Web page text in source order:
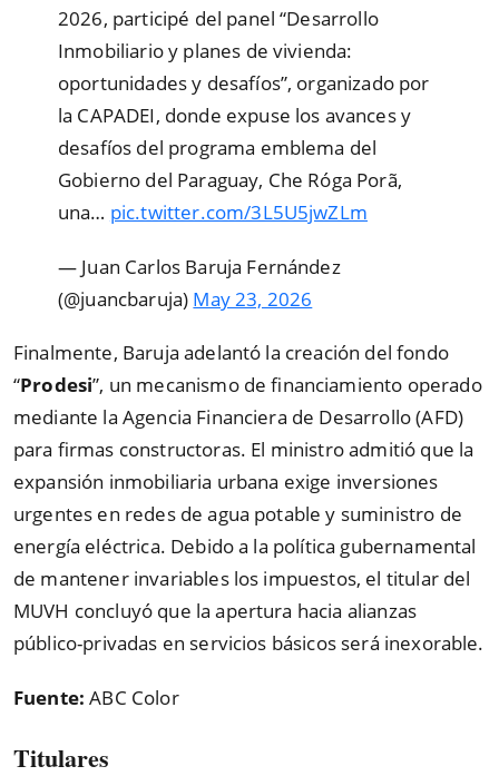
2026, participé del panel “Desarrollo
Inmobiliario y planes de vivienda:
oportunidades y desafíos”, organizado por
la CAPADEI, donde expuse los avances y
desafíos del programa emblema del
Gobierno del Paraguay, Che Róga Porã,
una… pic.twitter.com/3L5U5jwZLm
— Juan Carlos Baruja Fernández
(@juancbaruja) May 23, 2026
Finalmente, Baruja adelantó la creación del fondo
“Prodesi”, un mecanismo de financiamiento operado
mediante la Agencia Financiera de Desarrollo (AFD)
para firmas constructoras. El ministro admitió que la
expansión inmobiliaria urbana exige inversiones
urgentes en redes de agua potable y suministro de
energía eléctrica. Debido a la política gubernamental
de mantener invariables los impuestos, el titular del
MUVH concluyó que la apertura hacia alianzas
público-privadas en servicios básicos será inexorable.
Fuente:ABC Color
Titulares